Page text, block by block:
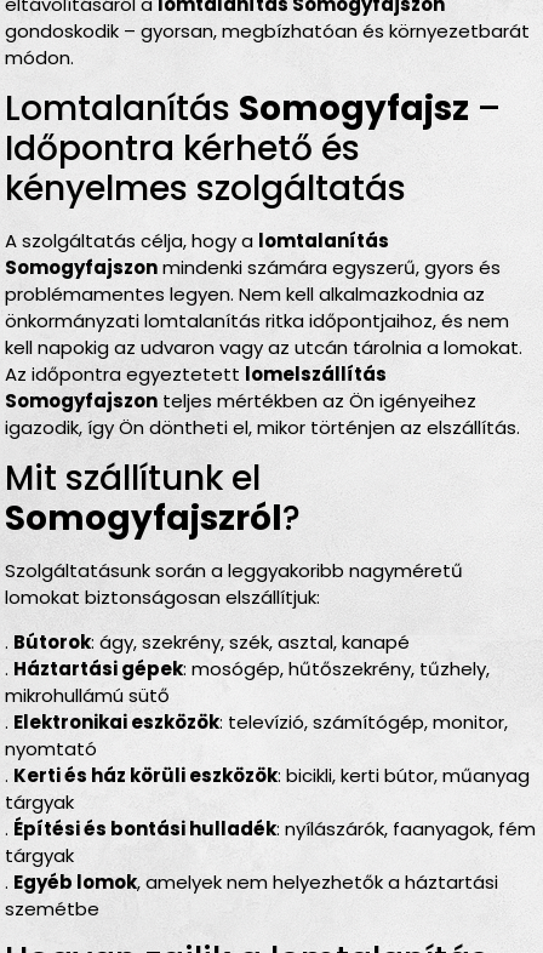
gondoskodik – gyorsan, megbízhatóan és környezetbarát
módon.
Lomtalanítás Somogyfajsz –
Időpontra kérhető és
kényelmes szolgáltatás
A szolgáltatás célja, hogy a lomtalanítás
Somogyfajszonmindenki számára egyszerű, gyors és
problémamentes legyen. Nem kell alkalmazkodnia az
önkormányzati lomtalanítás ritka időpontjaihoz, és nem
kell napokig az udvaron vagy az utcán tárolnia a lomokat.
Az időpontra egyeztetett lomelszállítás
Somogyfajszon teljes mértékben az Ön igényeihez
igazodik, így Ön döntheti el, mikor történjen az elszállítás.
Mit szállítunk el
Somogyfajszról?
Szolgáltatásunk során a leggyakoribb nagyméretű
lomokat biztonságosan elszállítjuk:
. Bútorok: ágy, szekrény, szék, asztal, kanapé
. Háztartási gépek: mosógép, hűtőszekrény, tűzhely,
mikrohullámú sütő
. Elektronikai eszközök: televízió, számítógép, monitor,
nyomtató
. Kerti és ház körüli eszközök: bicikli, kerti bútor, műanyag
tárgyak
. Építési és bontási hulladék: nyílászárók, faanyagok, fém
tárgyak
. Egyéb lomok, amelyek nem helyezhetők a háztartási
szemétbe